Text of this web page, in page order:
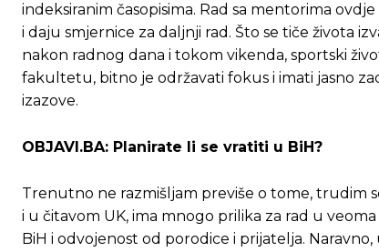
Ovim putem želimo da vam se
Ovim putem želimo da vam se
indeksiranim časopisima. Rad sa mentorima
i daju smjernice za daljnji rad. Što se tiče života
nakon radnog dana i tokom vikenda, sportski
fakultetu, bitno je održavati fokus i imati jasno
izazove.
OBJAVI.BA: Planirate li se vratiti u BiH?
Trenutno ne razmišljam previše o tome, trudim
i u čitavom UK, ima mnogo prilika za rad u
BiH i odvojenost od porodice i prijatelja.